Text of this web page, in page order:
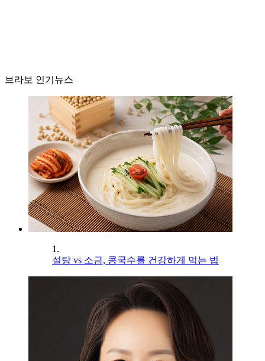
브라보 인기뉴스
1.
설탕 vs 소금, 콩국수를 건강하게 먹는 법